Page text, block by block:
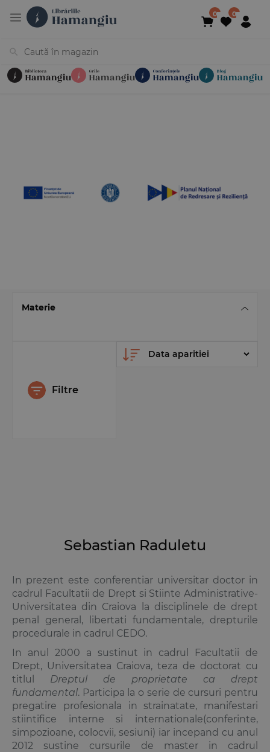
Materie
Filtre
Sebastian Raduletu
In prezent este conferentiar universitar doctor in
cadrul Facultatii de Drept si Stiinte Administrative-
Universitatea din Craiova la disciplinele de drept
penal general, libertati fundamentale, drepturile
procedurale in cadrul CEDO.
In anul 2000 a sustinut in cadrul Facultatii de
Drept, Universitatea Craiova, teza de doctorat cu
titlul Dreptul de proprietate ca drept
fundamental. Participa la o serie de cursuri pentru
pregatire profesionala in strainatate, manifestari
stiintifice interne si internationale(conferinte,
simpozioane, colocvii, sesiuni) iar incepand cu anul
2012 sustine cursurile de master in cadrul